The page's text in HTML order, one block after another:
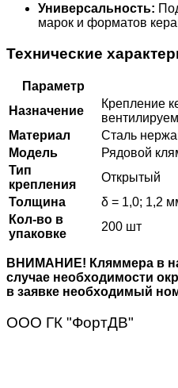
Универсальность:
марок и форматов
Технические
Параметр
Назначение
Крепление
Материал
Сталь
Модель
Рядовой
Тип
крепления
Открытый
Толщина
δ = 1,0; 1,2
Кол-во в
упаковке
200 шт
ВНИМАНИЕ! Кляммера в
случае необходимости
в заявке необходимый
ООО ГК "ФортДВ"